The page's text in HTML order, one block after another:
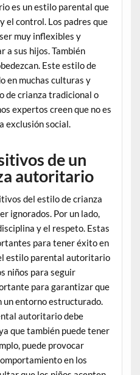
es un estilo parental que
el control. Los padres que
muy inflexibles y
a sus hijos. También
Este estilo de
en muchas culturas y
de crianza tradicional o
expertos creen que no es
exclusión social.
de un
autoritario
del estilo de crianza
ignorados. Por un lado,
y el respeto. Estas
para tener éxito en
estilo parental autoritario
niños para seguir
para garantizar que
un entorno estructurado.
autoritario debe
que también puede tener
puede provocar
en los